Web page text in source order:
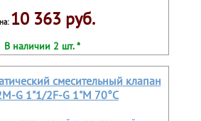
10 363 руб.
В наличии 2 шт. *
смесительный клапан
G 1"1/2F-G 1"M 70°С